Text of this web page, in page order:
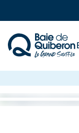
content